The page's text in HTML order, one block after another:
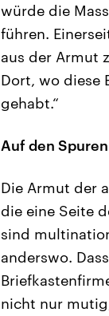
würde die
führen.
aus der Armut
Dort, wo diese
gehabt.“
Auf den
Die Armut der
die eine Seite
sind
anderswo.
nicht nur